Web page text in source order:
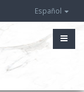
Español